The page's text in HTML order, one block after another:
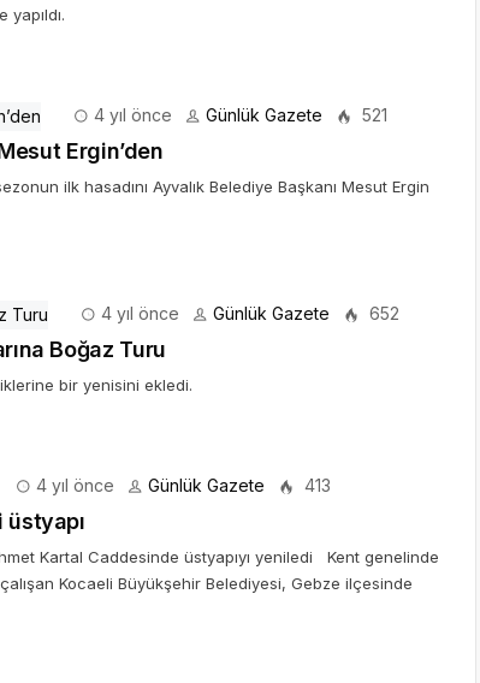
4 yıl önce Günlük Gazete 521
Ergin’den
ilk hasadını Ayvalık Belediye Başkanı Mesut Ergin
4 yıl önce Günlük Gazete 652
Boğaz Turu
bir yenisini ekledi.
4 yıl önce Günlük Gazete 413
Kartal Caddesinde üstyapıyı yeniledi Kent genelinde
Kocaeli Büyükşehir Belediyesi, Gebze ilçesinde